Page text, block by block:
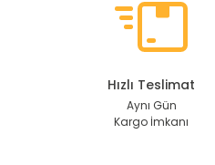
Hızlı Teslimat
Aynı Gün
Kargo İmkanı